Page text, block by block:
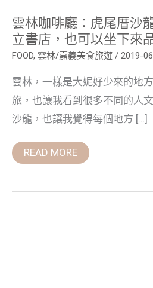
雲林咖啡廳：虎尾厝沙
立書店，也可以坐下來
FOOD, 雲林/嘉義美食旅遊 / 2019-
雲林，一樣是大妮好少來的地
旅，也讓我看到很多不同的人
沙龍，也讓我覺得每個地方 […]
立
書
店，
也
可
坐
下
品
嚐
咖
READ MORE